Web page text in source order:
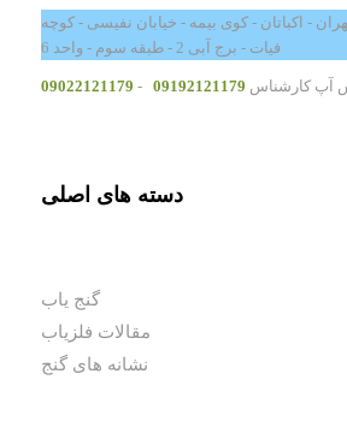
- اکباتان - کوی بیمه - خیابان نفیسی - کوچه
فیات - برج آبی 2 - طبقه سوم - واحد 6
آپ کارشناس 09192121179
-
09022121179
دسته های اصلی
گنج یاب
مقالات فلزیاب
نشانه های گنج